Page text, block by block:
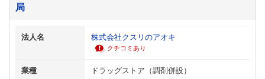
局
法人名 株式会社クスリのアオキ
クチコミあり
業種 ドラッグストア（調剤併設）